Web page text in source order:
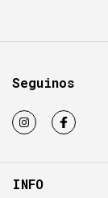
Seguinos
INFO